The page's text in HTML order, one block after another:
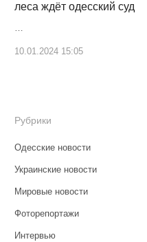
леса ждёт одесский суд
…
10.01.2024 15:05
Рубрики
Одесские новости
Украинские новости
Мировые новости
Фоторепортажи
Интервью